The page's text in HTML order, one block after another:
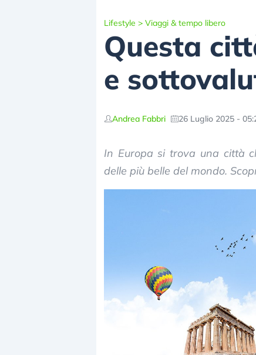
Lifestyle > Viaggi & tempo libero
Questa
e
Andrea Fabbri 26 Luglio 2025 -
In Europa si trova una città
delle più belle del mondo.